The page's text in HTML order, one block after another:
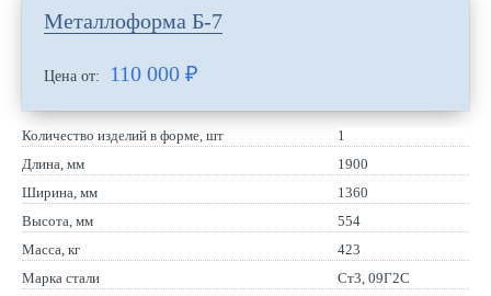
Металлоформа Б-7
Цена от: 110 000 ₽
Количество изделий в форме, шт
1
Длина, мм
1900
Ширина, мм
1360
Высота, мм
554
Масса, кг
423
Марка стали
Ст3, 09Г2С